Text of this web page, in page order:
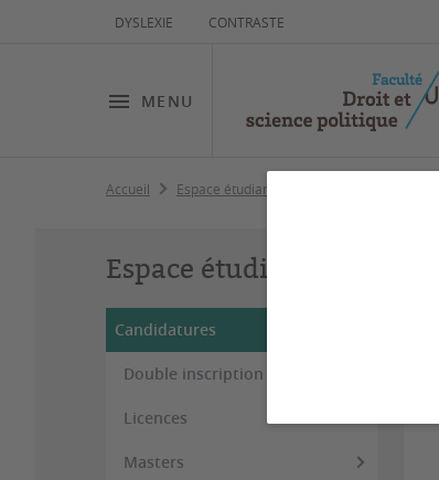
DYSLEXIE CONTRASTE
MENU
Accueil Espace étudiant
Espace étudiant
Candidatures
Double inscription CPGE
Licences
Masters